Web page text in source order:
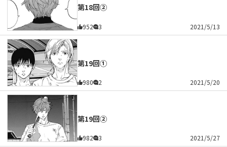
第18回②
952 3 2021/5/13
第19回①
980 2 2021/5/20
第19回②
982 3 2021/5/27